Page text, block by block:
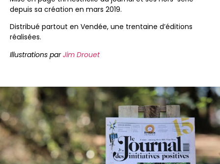
depuis sa création en mars 2019.
Distribué partout en Vendée, une trentaine d’éditions
réalisées.
Illustrations parJim Drouet